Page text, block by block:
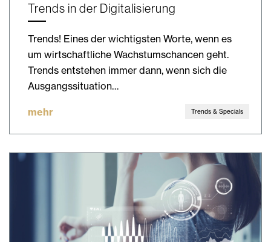
Trends in der Digitalisierung
Trends! Eines der wichtigsten Worte, wenn es
um wirtschaftliche Wachstumschancen geht.
Trends entstehen immer dann, wenn sich die
Ausgangssituation…
mehr Trends & Specials